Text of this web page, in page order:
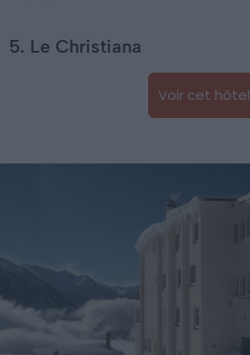
5. Le Christiana
Voir cet hôtel